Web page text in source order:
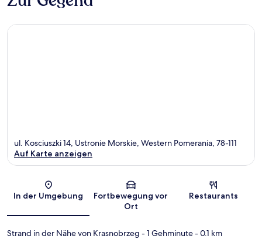
Karte
ul. Kosciuszki 14, Ustronie Morskie, Western Pomerania, 78-111
Auf Karte anzeigen
In der Umgebung
Fortbewegung vor
Ort
Restaurants
Strand in der Nähe von Krasnobrzeg - 1 Gehminute- 0.1 km